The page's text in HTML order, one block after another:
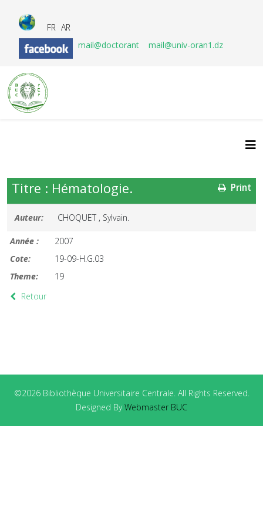
FR AR
mail@doctorant
mail@univ-oran1.dz
Print
Titre : Hématologie.
Auteur: CHOQUET , Sylvain.
Année :
2007
Cote:
19-09-H.G.03
Theme:
19
Retour
©2026 Bibliothèque Universitaire Centrale. All Rights Reserved.
Designed ByWebmaster BUC